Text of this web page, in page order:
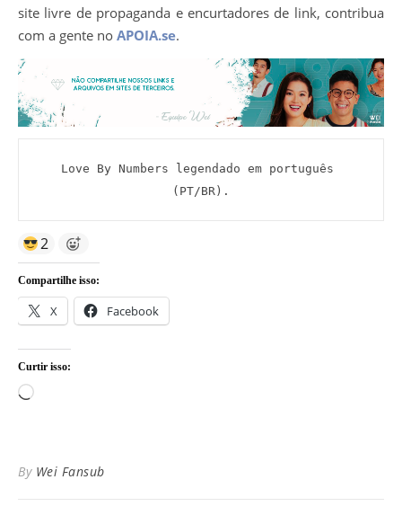
site livre de propaganda e encurtadores de link, contribua
com a gente no APOIA.se.
Love By Numbers legendado em português
(PT/BR).
2
Compartilhe isso:
X Facebook
Curtir isso:
Carregando...
By Wei Fansub